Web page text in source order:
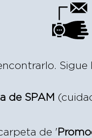
Sigue
de SPAM
de '